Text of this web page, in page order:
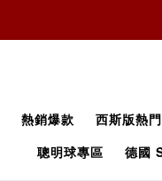
熱銷爆款
西斯版熱門
聰明球專區
德國